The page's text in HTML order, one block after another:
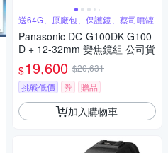
送64G、原廠包、保護鏡、蔡司噴罐
Panasonic DC-G100DK G100
D + 12-32mm 變焦鏡組 公司貨
$19,600 $20,631
挑戰低價
券 贈品
加入購物車